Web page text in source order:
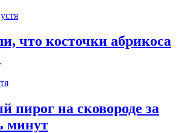
что косточки абрикоса
пирог на сковороде за
минут